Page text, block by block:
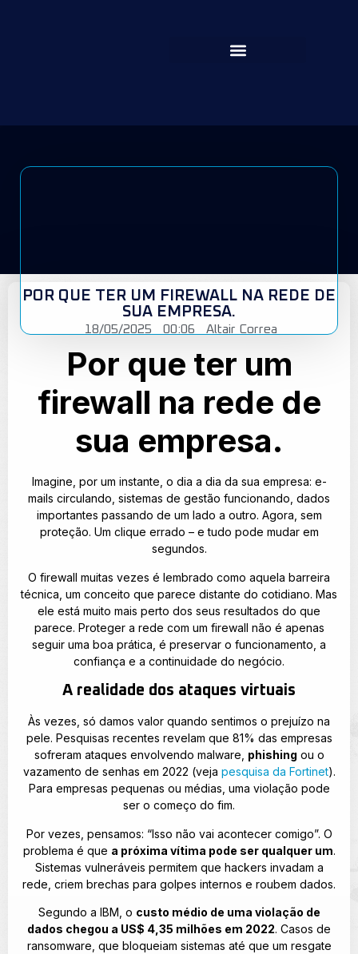
POR QUE TER UM FIREWALL NA REDE DE
SUA EMPRESA.
18/05/2025 00:06 Altair Correa
Por que ter um
firewall na rede de
sua empresa.
Imagine, por um instante, o dia a dia da sua empresa: e-
mails circulando, sistemas de gestão funcionando, dados
importantes passando de um lado a outro. Agora, sem
proteção. Um clique errado – e tudo pode mudar em
segundos.
O firewall muitas vezes é lembrado como aquela barreira
técnica, um conceito que parece distante do cotidiano. Mas
ele está muito mais perto dos seus resultados do que
parece. Proteger a rede com um firewall não é apenas
seguir uma boa prática, é preservar o funcionamento, a
confiança e a continuidade do negócio.
A realidade dos ataques virtuais
Às vezes, só damos valor quando sentimos o prejuízo na
pele. Pesquisas recentes revelam que 81% das empresas
sofreram ataques envolvendo malware, phishing ou o
vazamento de senhas em 2022 (veja pesquisa da Fortinet).
Para empresas pequenas ou médias, uma violação pode
ser o começo do fim.
Por vezes, pensamos: “Isso não vai acontecer comigo”. O
problema é que a próxima vítima pode ser qualquer um.
Sistemas vulneráveis permitem que hackers invadam a
rede, criem brechas para golpes internos e roubem dados.
Segundo a IBM, o custo médio de uma violação de
dados chegou a US$ 4,35 milhões em 2022. Casos de
ransomware, que bloqueiam sistemas até que um resgate